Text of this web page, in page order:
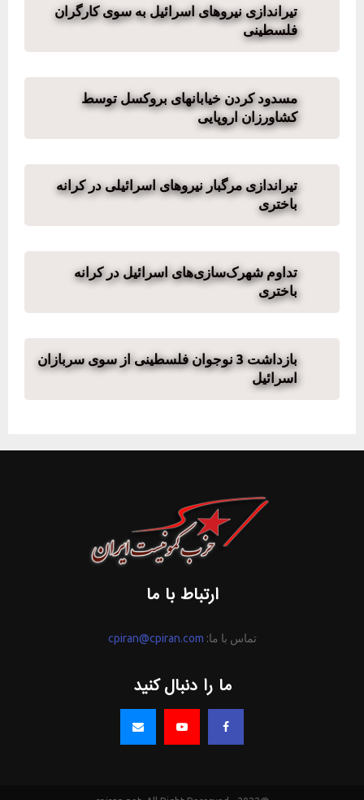
تیراندازی نیروهای اسرائیل به سوی کارگران
فلسطینی
مسدود کردن خیابانهای بروکسل توسط
کشاورزان اروپایی
تیراندازی مرگبار نیروهای اسرائیلی در کرانه
باختری
تداوم شهرک‌سازی‌های اسرائيل در کرانه
باختری
بازداشت 3 نوجوان فلسطینی از سوی سربازان
اسرائیل
ارتباط با ما
تماس با ما: cpiran@cpiran.com
ما را دنبال کنید